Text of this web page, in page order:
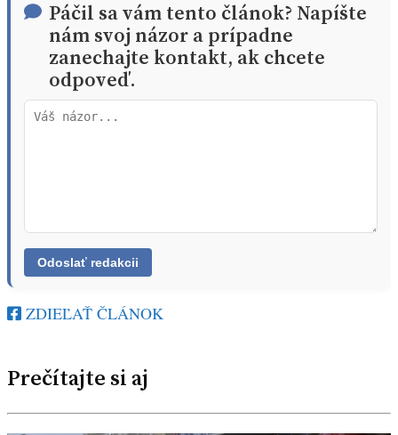
Páčil sa vám tento článok? Napíšte
nám svoj názor a prípadne
zanechajte kontakt, ak chcete
odpoveď.
ZDIEĽAŤ ČLÁNOK
Prečítajte si aj